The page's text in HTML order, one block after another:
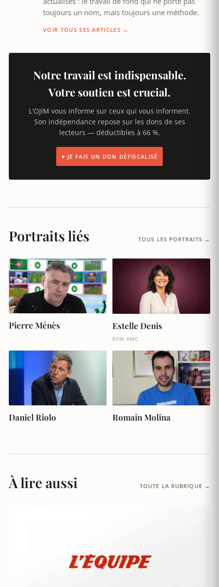
toujours un nom, mais toujours une méthode.
VOIR TOUS SES ARTICLES →
Notre travail est indispensable.
Votre soutien est crucial.
L'OJIM vous informe sur ceux qui vous informent.
Son indépendance repose sur les dons de ses
lecteurs — déductibles à 66 %.
♥ JE FAIS UN DON DÉFISCALISÉ
Portraits liés TOUS LES PORTRAITS →
Pierre Ménès Estelle Denis
BFM-RMC
Daniel Riolo Romain Molina
À lire aussi TOUTE LA RUBRIQUE →